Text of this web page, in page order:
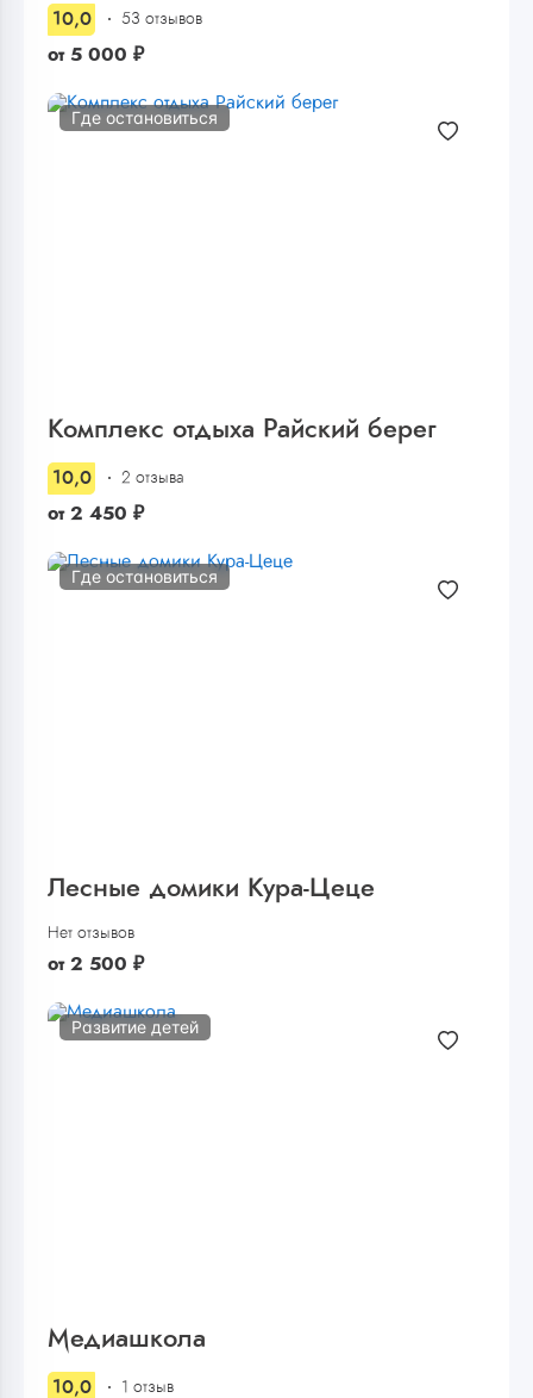
10,0 53 отзывов
от 5 000 ₽
Где остановиться
Комплекс отдыха Райский берег
10,0 2 отзыва
от 2 450 ₽
Где остановиться
Лесные домики Кура-Цеце
Нет отзывов
от 2 500 ₽
Развитие детей
Медиашкола
10,0 1 отзыв